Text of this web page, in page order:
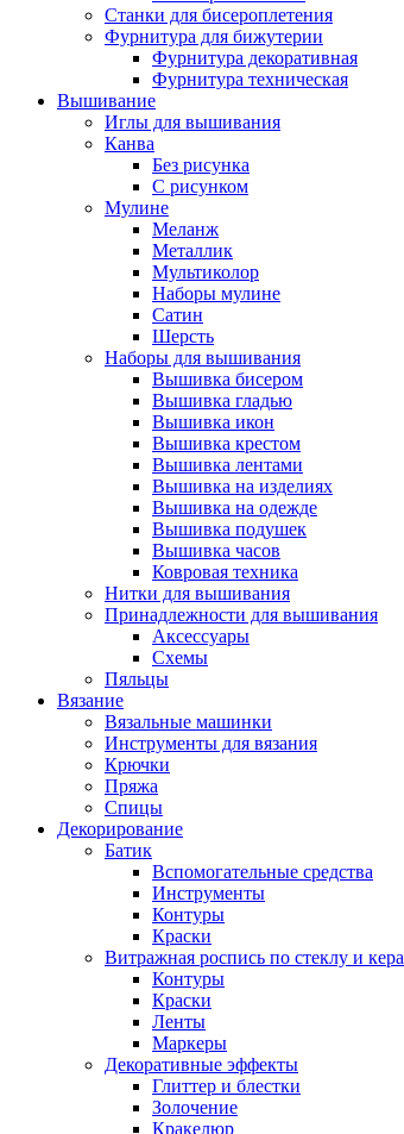
Станки для бисероплетения
Фурнитура для бижутерии
Фурнитура декоративная
Фурнитура техническая
Вышивание
Иглы для вышивания
Канва
Без рисунка
С рисунком
Мулине
Меланж
Металлик
Мультиколор
Наборы мулине
Сатин
Шерсть
Наборы для вышивания
Вышивка бисером
Вышивка гладью
Вышивка икон
Вышивка крестом
Вышивка лентами
Вышивка на изделиях
Вышивка на одежде
Вышивка подушек
Вышивка часов
Ковровая техника
Нитки для вышивания
Принадлежности для вышивания
Аксессуары
Схемы
Пяльцы
Вязание
Вязальные машинки
Инструменты для вязания
Крючки
Пряжа
Спицы
Декорирование
Батик
Вспомогательные средства
Инструменты
Контуры
Краски
Витражная роспись по стеклу и
Контуры
Краски
Ленты
Маркеры
Декоративные эффекты
Глиттер и блестки
Золочение
Кракелюр